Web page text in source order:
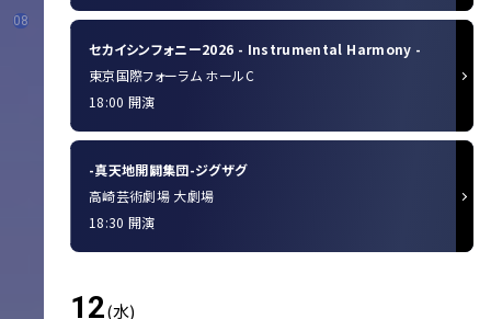
08
セカイシンフォニー2026 - Instrumental Harmony -
東京国際フォーラム ホールC
18:00 開演
-真天地開闢集団-ジグザグ
高崎芸術劇場 大劇場
18:30 開演
12(水)